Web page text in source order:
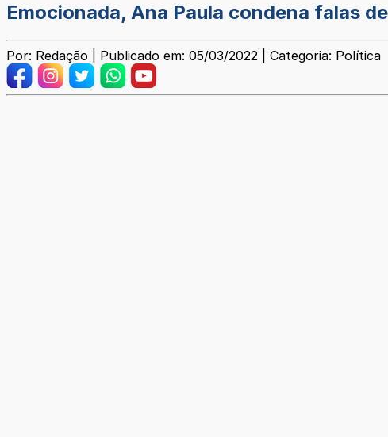
Emocionada, Ana Paula condena falas
Por: Redação | Publicado em: 05/03/2022 | Categoria: Política